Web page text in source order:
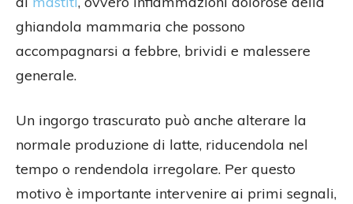
ghiandola mammaria che possono
accompagnarsi a febbre, brividi e malessere
generale.
Un ingorgo trascurato può anche alterare la
normale produzione di latte, riducendola nel
tempo o rendendola irregolare. Per questo
motivo è importante intervenire ai primi segnali,